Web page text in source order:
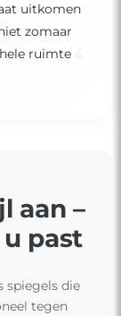
uitkomen
zomaar
ruimte
“
aan –
past
spiegels die
tegen